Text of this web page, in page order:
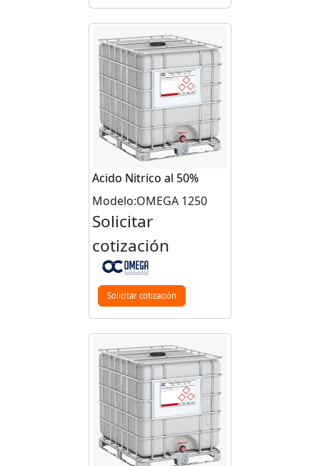
Acido Nitrico al 50%
Modelo:OMEGA 1250
Solicitar
cotización
Solicitar cotización